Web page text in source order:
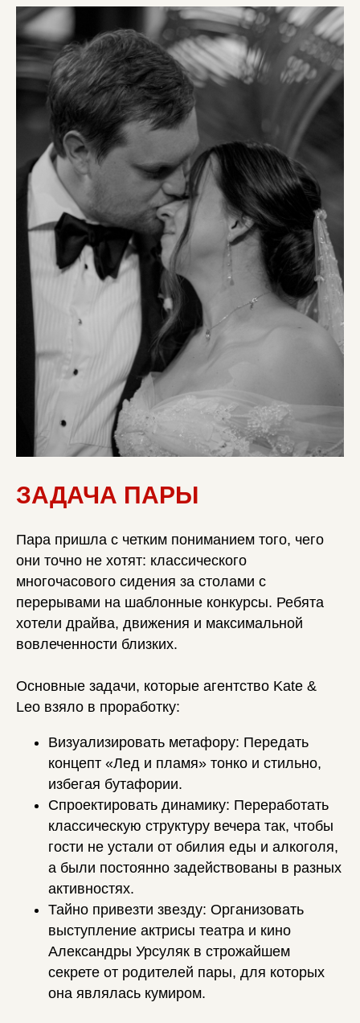
ЗАДАЧА ПАРЫ
Пара пришла с четким пониманием того, чего
они точно не хотят: классического
многочасового сидения за столами с
перерывами на шаблонные конкурсы. Ребята
хотели драйва, движения и максимальной
вовлеченности близких.
Основные задачи, которые агентство Kate &
Leo взяло в проработку:
Визуализировать метафору: Передать
концепт «Лед и пламя» тонко и стильно,
избегая бутафории.
Спроектировать динамику: Переработать
классическую структуру вечера так, чтобы
гости не устали от обилия еды и алкоголя,
а были постоянно задействованы в разных
активностях.
Тайно привезти звезду: Организовать
выступление актрисы театра и кино
Александры Урсуляк в строжайшем
секрете от родителей пары, для которых
она являлась кумиром.